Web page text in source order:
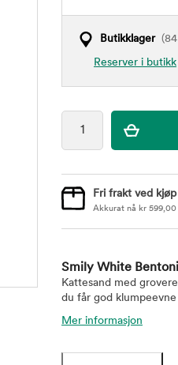
Butikklager(84
Reserver i butikk
Fri frakt ved
Akkurat nå kr 599,00
Smily White
Kattesand med
du får god
Mer informasjon